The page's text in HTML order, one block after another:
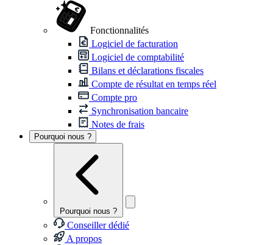
Fonctionnalités
Logiciel de facturation
Logiciel de comptabilité
Bilans et déclarations fiscales
Compte de résultat en temps réel
Compte pro
Synchronisation bancaire
Notes de frais
Pourquoi nous ?
Pourquoi nous ?
Conseiller dédié
A propos